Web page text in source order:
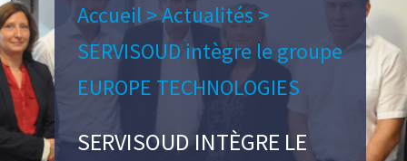
Accueil>Actualités >
SERVISOUD intègre le groupe
EUROPE TECHNOLOGIES
SERVISOUD INTÈGRE LE